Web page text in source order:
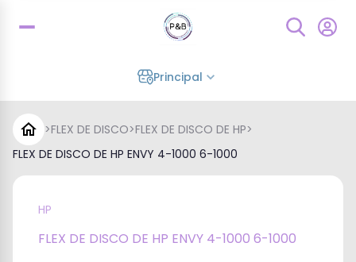
Principal
>FLEX DE DISCO>FLEX DE DISCO DE HP>
FLEX DE DISCO DE HP ENVY 4-1000 6-1000
HP
FLEX DE DISCO DE HP ENVY 4-1000 6-1000